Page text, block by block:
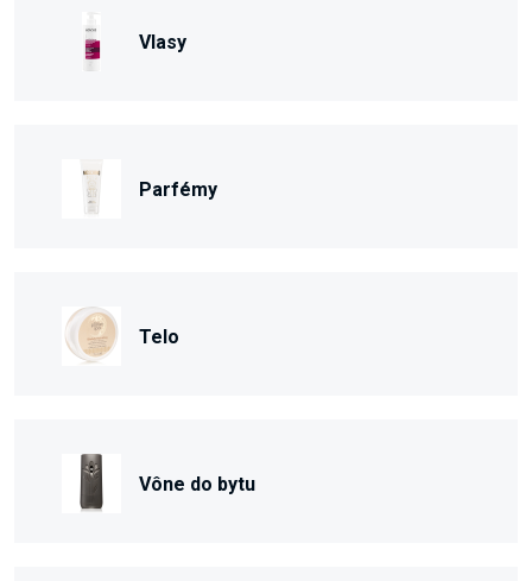
Vlasy
Parfémy
Telo
Vône do bytu